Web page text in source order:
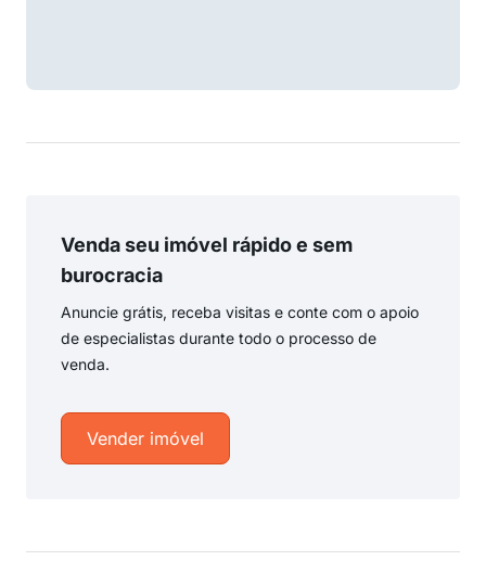
Venda seu imóvel rápido e sem
burocracia
Anuncie grátis, receba visitas e conte com o apoio
de especialistas durante todo o processo de
venda.
Vender imóvel